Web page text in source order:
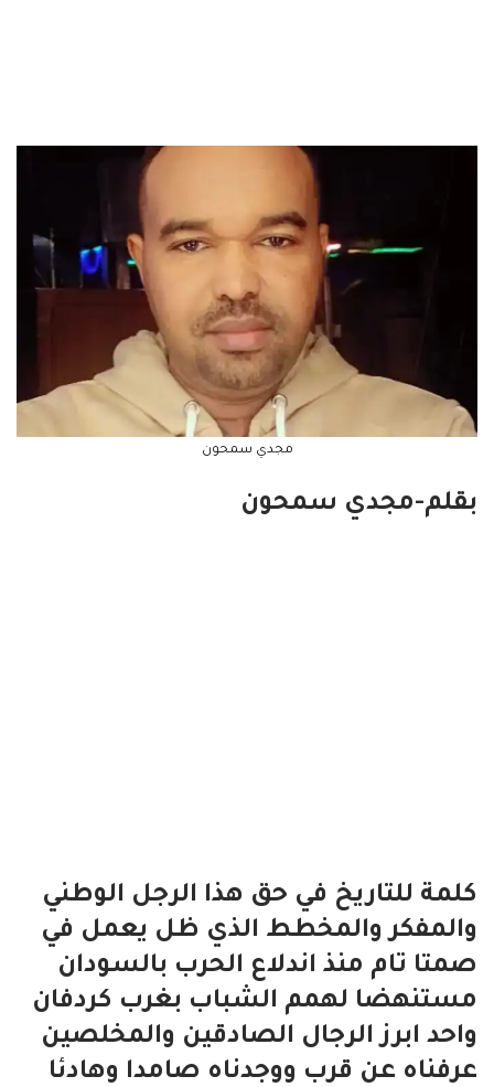
مجدي سمحون
بقلم-مجدي سمحون
كلمة للتاريخ في حق هذا الرجل الوطني
والمفكر والمخطط الذي ظل يعمل في
صمتا تام منذ اندلاع الحرب بالسودان
مستنهضا لهمم الشباب بغرب كردفان
واحد ابرز الرجال الصادقين والمخلصين
عرفناه عن قرب ووجدناه صامدا وهادئا